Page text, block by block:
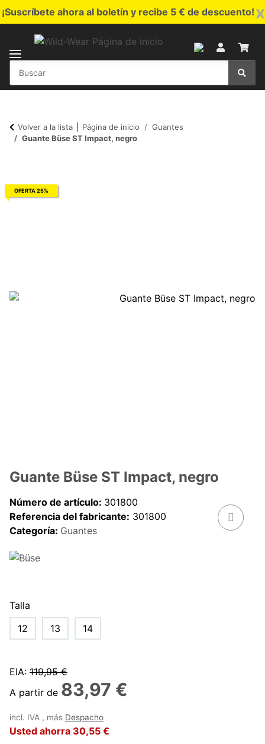
x
¡Suscríbete ahora al boletín y recibe 5 € de descuento!
Volver a la lista Página de inicio
Guantes
Guante Büse ST Impact, negro
OFERTA 25%
Guante Büse ST Impact, negro
Número de artículo: 301800
Referencia del fabricante: 301800
Categoría: Guantes
Talla
12
13 14
EIA: 119,95 €
A partir de 83,97 €
incl. IVA , más Despacho
Usted ahorra 30,55 €